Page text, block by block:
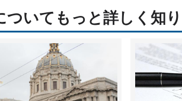
ついてもっと詳しく知